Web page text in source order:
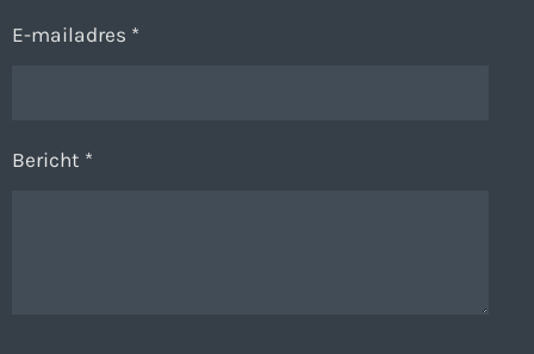
E-mailadres *
Bericht *